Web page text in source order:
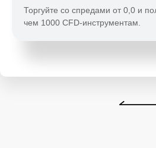
Торгуйте со спредами от 0,0 и
чем 1000 CFD-инструментам.